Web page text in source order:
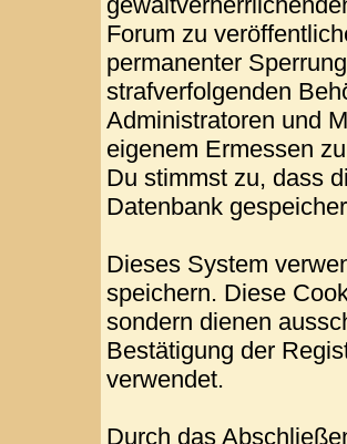
Forum zu
permanenter
strafverfolgenden
Administratoren und
eigenem Ermessen
Du stimmst zu, dass
Datenbank
Dieses System
speichern. Diese
sondern dienen
Bestätigung der
verwendet.
Durch das